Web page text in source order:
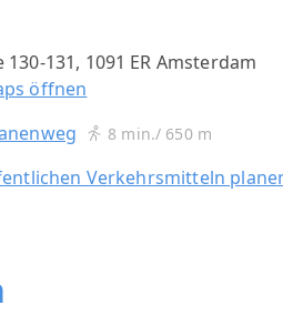
131, 1091 ER Amsterdam
öffnen
8 min./ 650 m
Verkehrsmitteln